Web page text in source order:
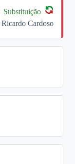
Substituição
Ricardo Cardoso